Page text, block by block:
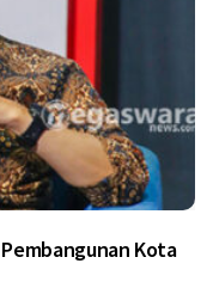
Kota